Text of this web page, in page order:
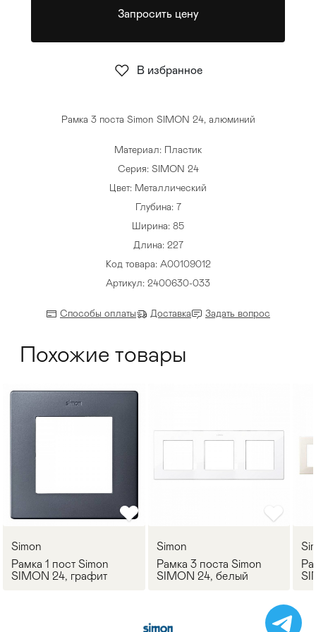
Рамка 3 поста Simon SIMON 24, алюминий
Материал: Пластик
Серия: SIMON 24
Цвет: Металлический
Глубина: 7
Ширина: 85
Длина: 227
Код товара: A00109012
Артикул: 2400630-033
Способы оплаты Доставка Задать вопрос
Запросить цену
В избранное
Похожие товары
Simon
Рамка 1 пост Simon
SIMON 24, графит
Simon
Рамка 3 поста Simon
SIMON 24, белый